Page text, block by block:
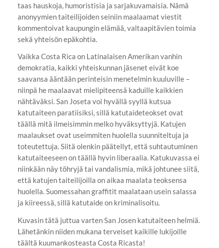
taas hauskoja, humoristisia ja sarjakuvamaisia. Nämä
anonyymien taiteilijoiden seiniin maalaamat viestit
kommentoivat kaupungin elämää, valtaapitävien toimia
sekä yhteisön epäkohtia.
Vaikka Costa Rica on Latinalaisen Amerikan vanhin
demokratia, kaikki yhteiskunnan jäsenet eivät koe
saavansa ääntään perinteisin menetelmin kuuluville –
niinpä he maalaavat mielipiteensä kaduille kaikkien
nähtäväksi. San Joseta voi hyvällä syyllä kutsua
katutaiteen paratiisiksi, sillä katutaideteokset ovat
täällä mitä ilmeisimmin melko hyväksyttyjä. Katujen
maalaukset ovat useimmiten huolella suunniteltuja ja
toteutettuja. Siitä olenkin päätellyt, että suhtautuminen
katutaiteeseen on täällä hyvin liberaalia. Katukuvassa ei
niinkään näy töhryjä tai vandalismia, mikä johtunee siitä,
että katujen taiteilijoilla on aikaa maalata teoksensa
huolella. Suomessahan graffitit maalataan usein salassa
ja kiireessä, sillä katutaide on kriminalisoitu.
Kuvasin tätä juttua varten San Josen katutaiteen helmiä.
Lähetänkin niiden mukana terveiset kaikille lukijoille
täältä kuumankosteasta Costa Ricasta!